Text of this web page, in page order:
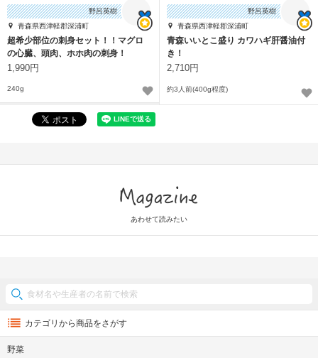
野呂英樹
青森県西津軽郡深浦町
超希少部位の刺身セット！！マグロ
の心臓、頭肉、ホホ肉の刺身！
1,990円
240g
野呂英樹
青森県西津軽郡深浦町
青森いいとこ盛り カワハギ肝醤油付
き！
2,710円
約3人前(400g程度)
あわせて読みたい
カテゴリから商品をさがす
野菜